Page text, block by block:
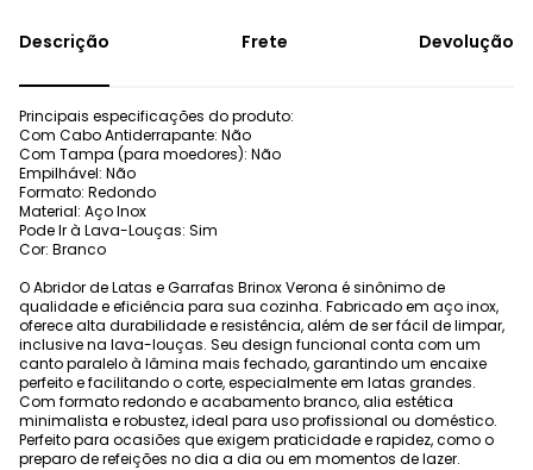
Frete Devolução
Principais especificações do produto:
Com Cabo Antiderrapante: Não
Com Tampa (para moedores): Não
Empilhável: Não
Formato: Redondo
Material: Aço Inox
Pode Ir à Lava-Louças: Sim
Cor: Branco
O Abridor de Latas e Garrafas Brinox Verona é sinônimo de
qualidade e eficiência para sua cozinha. Fabricado em aço inox,
oferece alta durabilidade e resistência, além de ser fácil de limpar,
inclusive na lava-louças. Seu design funcional conta com um
canto paralelo à lâmina mais fechado, garantindo um encaixe
perfeito e facilitando o corte, especialmente em latas grandes.
Com formato redondo e acabamento branco, alia estética
minimalista e robustez, ideal para uso profissional ou doméstico.
Perfeito para ocasiões que exigem praticidade e rapidez, como o
preparo de refeições no dia a dia ou em momentos de lazer.